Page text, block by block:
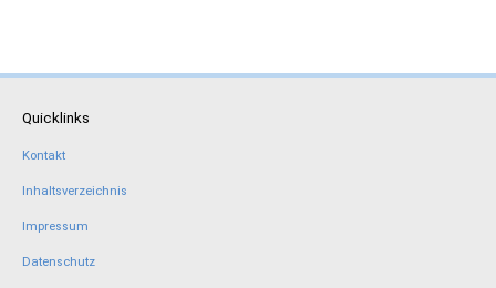
Quicklinks
Kontakt
Inhaltsverzeichnis
Impressum
Datenschutz